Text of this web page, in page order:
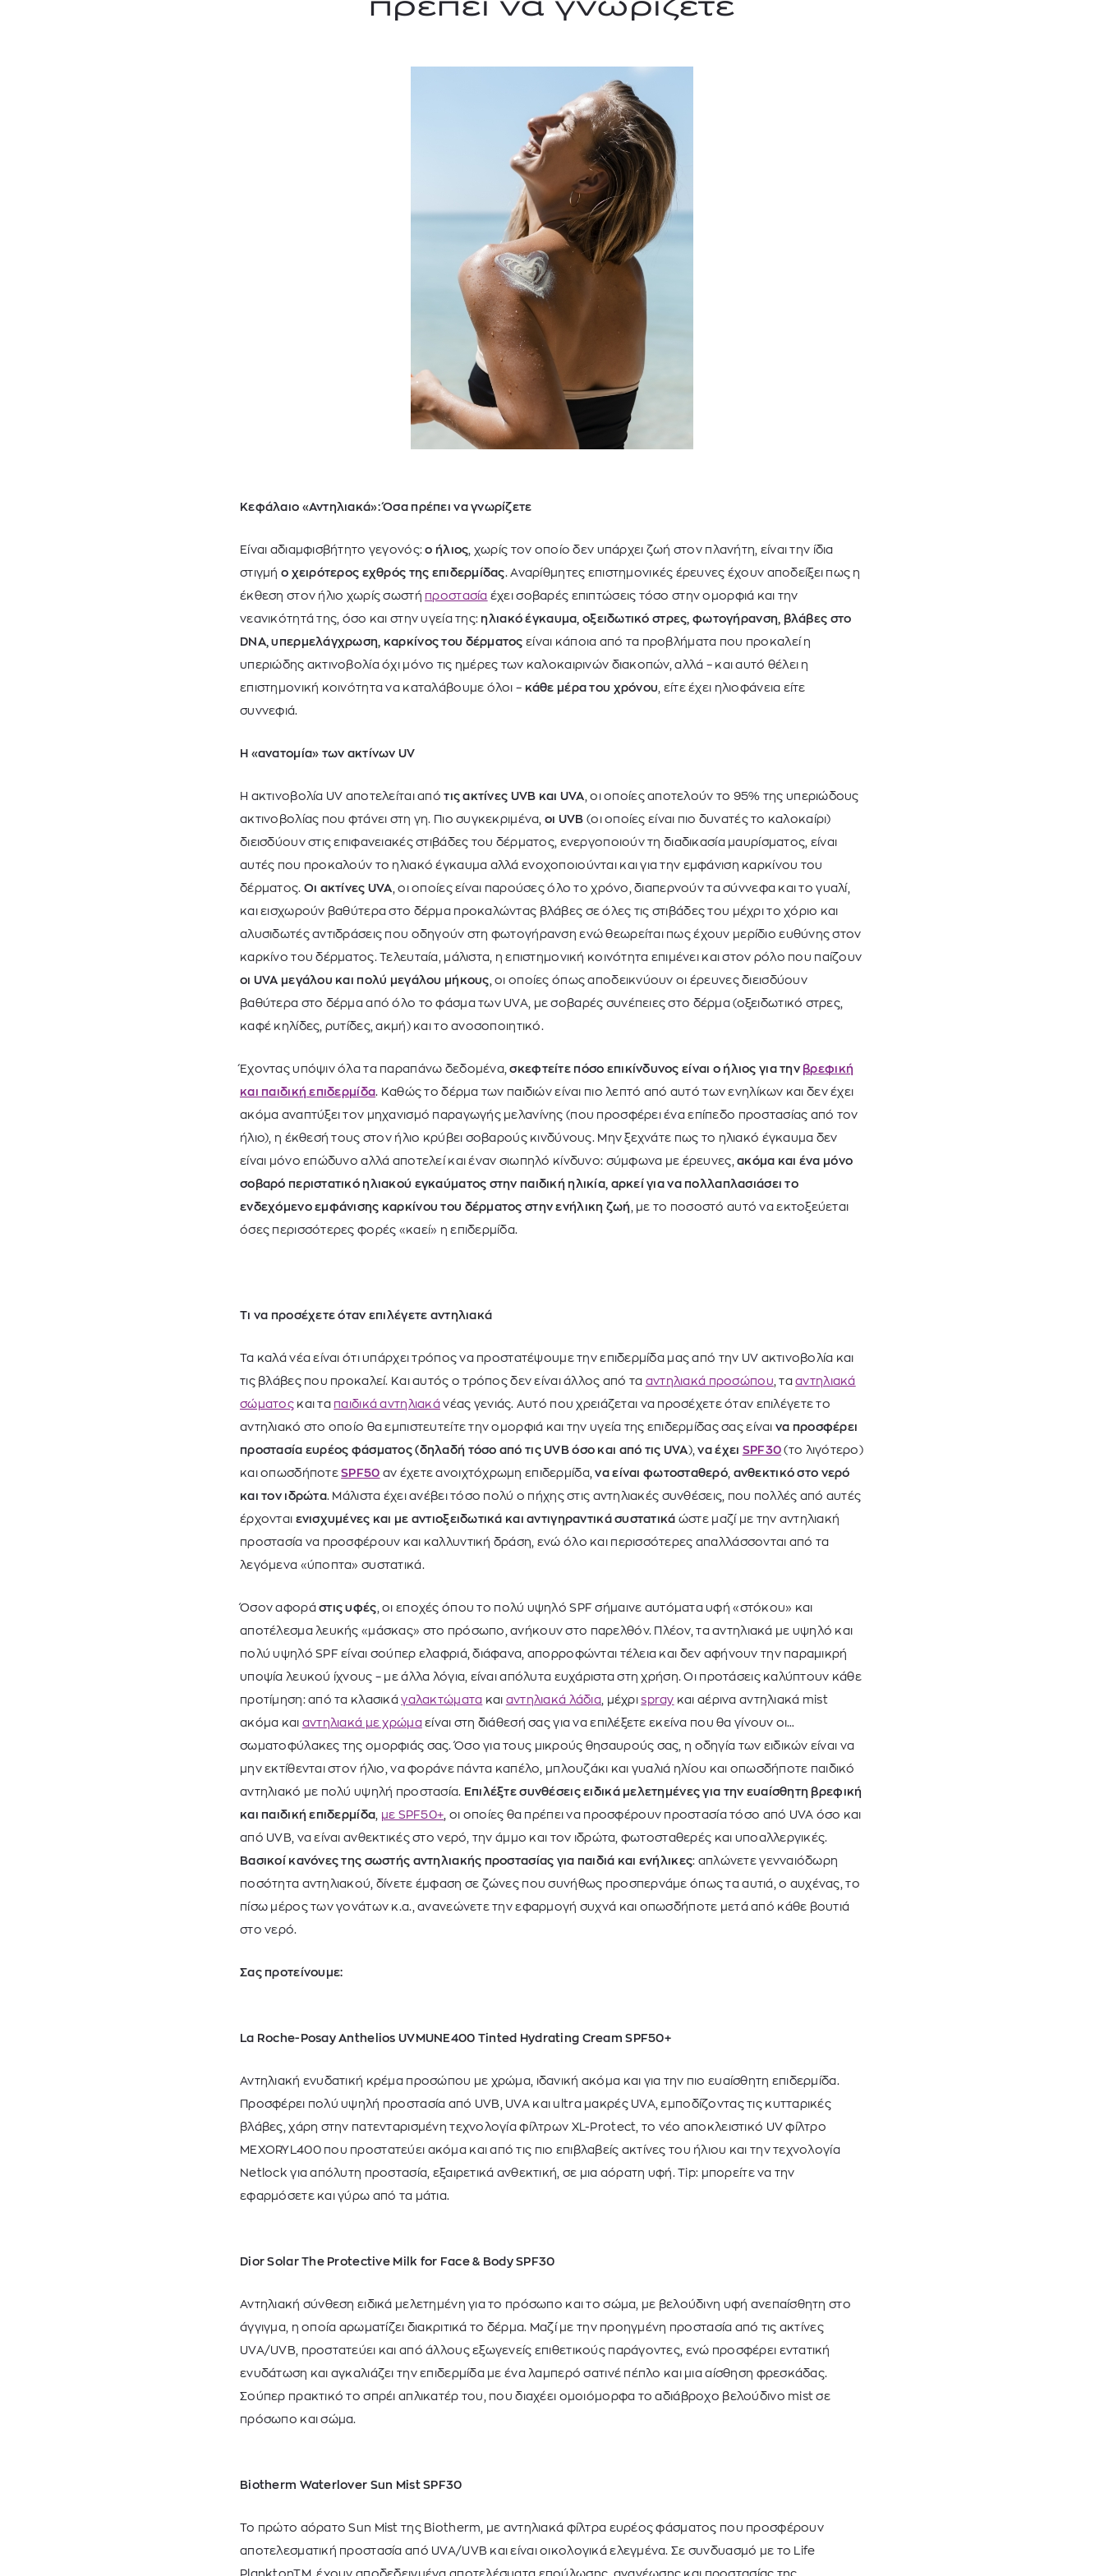
SOLEIL BLANC PARFUM EAU DE TOILETTE | 50ml
MIU MIU
ΓΥΑΛΙΑ ΗΛΙΟΥ A52S/ZVN4I0/52
421,00
MC2 SAINT BARTH
πρέπει να γνωρίζετε
Κεφάλαιο «Αντηλιακά»: Όσα πρέπει να γνωρίζετε
Είναι αδιαμφισβήτητο γεγονός:ο ήλιος , χωρίς τον οποίο δεν υπάρχει ζωή στον πλανήτη, είναι την ίδια
στιγμή ο χειρότερος εχθρός της επιδερμίδας. Αναρίθμητες επιστημονικές έρευνες έχουν αποδείξει πως η
έκθεση στον ήλιο χωρίς σωστή προστασία έχει σοβαρές επιπτώσεις τόσο στην ομορφιά και την
νεανικότητά της, όσο και στην υγεία της: ηλιακό έγκαυμα, οξειδωτικό στρες, φωτογήρανση, βλάβες στο
DNA, υπερμελάγχρωση, καρκίνος του δέρματος είναι κάποια από τα προβλήματα που προκαλεί η
υπεριώδης ακτινοβολία όχι μόνο τις ημέρες των καλοκαιρινών διακοπών, αλλά – και αυτό θέλει η
επιστημονική κοινότητα να καταλάβουμε όλοι – κάθε μέρα του χρόνου , είτε έχει ηλιοφάνεια είτε
συννεφιά.
Η «ανατομία» των ακτίνων UV
Η ακτινοβολία UV αποτελείται απότις ακτίνες UVB και UVA , οι οποίες αποτελούν το 95% της υπεριώδους
ακτινοβολίας που φτάνει στη γη. Πιο συγκεκριμένα, οι UVB (οι οποίες είναι πιο δυνατές το καλοκαίρι)
διεισδύουν στις επιφανειακές στιβάδες του δέρματος, ενεργοποιούν τη διαδικασία μαυρίσματος, είναι
αυτές που προκαλούν το ηλιακό έγκαυμα αλλά ενοχοποιούνται και για την εμφάνιση καρκίνου του
δέρματος. Οι ακτίνες UVA , οι οποίες είναι παρούσες όλο το χρόνο, διαπερνούν τα σύννεφα και το γυαλί,
και εισχωρούν βαθύτερα στο δέρμα προκαλώντας βλάβες σε όλες τις στιβάδες του μέχρι το χόριο και
αλυσιδωτές αντιδράσεις που οδηγούν στη φωτογήρανση ενώ θεωρείται πως έχουν μερίδιο ευθύνης στον
καρκίνο του δέρματος. Τελευταία, μάλιστα, η επιστημονική κοινότητα επιμένει και στον ρόλο που παίζουν
οι UVA μεγάλου και πολύ μεγάλου μήκους , οι οποίες όπως αποδεικνύουν οι έρευνες διεισδύουν
βαθύτερα στο δέρμα από όλο το φάσμα των UVA, με σοβαρές συνέπειες στο δέρμα (οξειδωτικό στρες,
καφέ κηλίδες, ρυτίδες, ακμή) και το ανοσοποιητικό.
Έχοντας υπόψιν όλα τα παραπάνω δεδομένα,σκεφτείτε πόσο επικίνδυνος είναι ο ήλιος για την βρεφική
και παιδική επιδερμίδα. Καθώς το δέρμα των παιδιών είναι πιο λεπτό από αυτό των ενηλίκων και δεν έχει
ακόμα αναπτύξει τον μηχανισμό παραγωγής μελανίνης (που προσφέρει ένα επίπεδο προστασίας από τον
ήλιο), η έκθεσή τους στον ήλιο κρύβει σοβαρούς κινδύνους. Μην ξεχνάτε πως το ηλιακό έγκαυμα δεν
είναι μόνο επώδυνο αλλά αποτελεί και έναν σιωπηλό κίνδυνο: σύμφωνα με έρευνες,ακόμα και ένα μόνο
σοβαρό περιστατικό ηλιακού εγκαύματος στην παιδική ηλικία, αρκεί για να πολλαπλασιάσει το
ενδεχόμενο εμφάνισης καρκίνου του δέρματος στην ενήλικη ζωή
, με το ποσοστό αυτό να εκτοξεύεται
όσες περισσότερες φορές «καεί» η επιδερμίδα.
Τι να προσέχετε όταν επιλέγετε αντηλιακά
Τα καλά νέα είναι ότι υπάρχει τρόπος να προστατέψουμε την επιδερμίδα μας από την UV ακτινοβολία και
τις βλάβες που προκαλεί. Και αυτός ο τρόπος δεν είναι άλλος από τα αντηλιακά προσώπου , τααντηλιακά
σώματοςκαι τα παιδικά αντηλιακάνέας γενιάς. Αυτό που χρειάζεται να προσέχετε όταν επιλέγετε το
αντηλιακό στο οποίο θα εμπιστευτείτε την ομορφιά και την υγεία της επιδερμίδας σας είναι να προσφέρει
προστασία ευρέος φάσματος (δηλαδή τόσο από τις UVB όσο και από τις UVA),να έχει SPF30 (το λιγότερο)
και οπωσδήποτεSPF50 αν έχετε ανοιχτόχρωμη επιδερμίδα,να είναι φωτοσταθερό ανθεκτικό στο νερό
και τον ιδρώτα. Μάλιστα έχει ανέβει τόσο πολύ ο πήχης στις αντηλιακές συνθέσεις, που πολλές από αυτές
έρχονται ενισχυμένες και με αντιοξειδωτικά και αντιγηραντικά συστατικά ώστε μαζί με την αντηλιακή
προστασία να προσφέρουν και καλλυντική δράση, ενώ όλο και περισσότερες απαλλάσσονται από τα
λεγόμενα «ύποπτα» συστατικά.
Όσον αφοράστις υφές , οι εποχές όπου το πολύ υψηλό SPF σήμαινε αυτόματα υφή «στόκου» και
αποτέλεσμα λευκής «μάσκας» στο πρόσωπο, ανήκουν στο παρελθόν. Πλέον, τα αντηλιακά με υψηλό και
πολύ υψηλό SPF είναι σούπερ ελαφριά, διάφανα, απορροφώνται τέλεια και δεν αφήνουν την παραμικρή
υποψία λευκού ίχνους – με άλλα λόγια, είναι απόλυτα ευχάριστα στη χρήση. Οι προτάσεις καλύπτουν κάθε
προτίμηση: από τα κλασικάγαλακτώματα και αντηλιακά λάδια, μέχριspray και αέρινα αντηλιακά mist
ακόμα και αντηλιακά με χρώμαείναι στη διάθεσή σας για να επιλέξετε εκείνα που θα γίνουν οι…
σωματοφύλακες της ομορφιάς σας. Όσο για τους μικρούς θησαυρούς σας, η οδηγία των ειδικών είναι να
μην εκτίθενται στον ήλιο, να φοράνε πάντα καπέλο, μπλουζάκι και γυαλιά ηλίου και οπωσδήποτε παιδικό
αντηλιακό με πολύ υψηλή προστασία. Επιλέξτε συνθέσεις ειδικά μελετημένες για την ευαίσθητη βρεφική
και παιδική επιδερμίδα με SPF50+ , οι οποίες θα πρέπει να προσφέρουν προστασία τόσο από UVA όσο και
από UVB, να είναι ανθεκτικές στο νερό, την άμμο και τον ιδρώτα, φωτοσταθερές και υποαλλεργικές.
Βασικοί κανόνες της σωστής αντηλιακής προστασίας για παιδιά και ενήλικες: απλώνετε γενναιόδωρη
ποσότητα αντηλιακού, δίνετε έμφαση σε ζώνες που συνήθως προσπερνάμε όπως τα αυτιά, ο αυχένας, το
πίσω μέρος των γονάτων κ.α., ανανεώνετε την εφαρμογή συχνά και οπωσδήποτε μετά από κάθε βουτιά
στο νερό.
Σας προτείνουμε:
La Roche-Posay Anthelios UVMUNE400 Tinted Hydrating Cream SPF50+
Αντηλιακή ενυδατική κρέμα προσώπου με χρώμα, ιδανική ακόμα και για την πιο ευαίσθητη επιδερμίδα.
Προσφέρει πολύ υψηλή προστασία από UVB, UVA και ultra μακρές UVA, εμποδίζοντας τις κυτταρικές
βλάβες, χάρη στην πατενταρισμένη τεχνολογία φίλτρων XL-Protect, το νέο αποκλειστικό UV φίλτρο
MEXORYL400 που προστατεύει ακόμα και από τις πιο επιβλαβείς ακτίνες του ήλιου και την τεχνολογία
Netlock για απόλυτη προστασία, εξαιρετικά ανθεκτική, σε μια αόρατη υφή. Tip: μπορείτε να την
εφαρμόσετε και γύρω από τα μάτια.
Dior Solar The Protective Milk for Face & Body SPF30
Αντηλιακή σύνθεση ειδικά μελετημένη για το πρόσωπο και το σώμα, με βελούδινη υφή ανεπαίσθητη στο
άγγιγμα, η οποία αρωματίζει διακριτικά το δέρμα. Μαζί με την προηγμένη προστασία από τις ακτίνες
UVA/UVB, προστατεύει και από άλλους εξωγενείς επιθετικούς παράγοντες, ενώ προσφέρει εντατική
ενυδάτωση και αγκαλιάζει την επιδερμίδα με ένα λαμπερό σατινέ πέπλο και μια αίσθηση φρεσκάδας.
Σούπερ πρακτικό το σπρέι απλικατέρ του, που διαχέει ομοιόμορφα το αδιάβροχο βελούδινο mist σε
πρόσωπο και σώμα.
Biotherm Waterlover Sun Mist SPF30
Το πρώτο αόρατο Sun Mist της Biotherm, με αντηλιακά φίλτρα ευρέος φάσματος που προσφέρουν
αποτελεσματική προστασία από UVA/UVB και είναι οικολογικά ελεγμένα. Σε συνδυασμό με το Life
PlanktonTM, έχουν αποδεδειγμένα αποτελέσματα επούλωσης, ανανέωσης και προστασίας της